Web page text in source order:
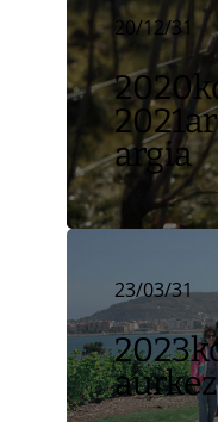
20/12/31
argia
23/03/31